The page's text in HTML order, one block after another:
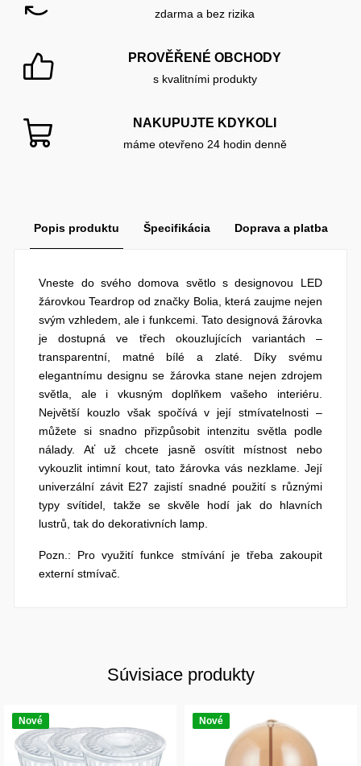
zdarma a bez rizika
PROVĚŘENÉ OBCHODY
s kvalitními produkty
NAKUPUJTE KDYKOLI
máme otevřeno 24 hodin denně
Popis produktu Špecifikácia Doprava a platba
Vneste do svého domova světlo s designovou LED
žárovkou Teardrop od značky Bolia, která zaujme nejen
svým vzhledem, ale i funkcemi. Tato designová žárovka
je dostupná ve třech okouzlujících variantách –
transparentní, matné bílé a zlaté. Díky svému
elegantnímu designu se žárovka stane nejen zdrojem
světla, ale i vkusným doplňkem vašeho interiéru.
Největší kouzlo však spočívá v její stmívatelnosti –
můžete si snadno přizpůsobit intenzitu světla podle
nálady. Ať už chcete jasně osvítit místnost nebo
vykouzlit intimní kout, tato žárovka vás nezklame. Její
univerzální závit E27 zajistí snadné použití s různými
typy svítidel, takže se skvěle hodí jak do hlavních
lustrů, tak do dekorativních lamp.
Pozn.: Pro využití funkce stmívání je třeba zakoupit
externí stmívač.
Súvisiace produkty
Nové Nové